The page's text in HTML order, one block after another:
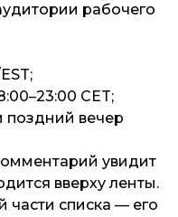
рабочего
CET;
поздний вечер
увидит
вверху ленты.
списка — его